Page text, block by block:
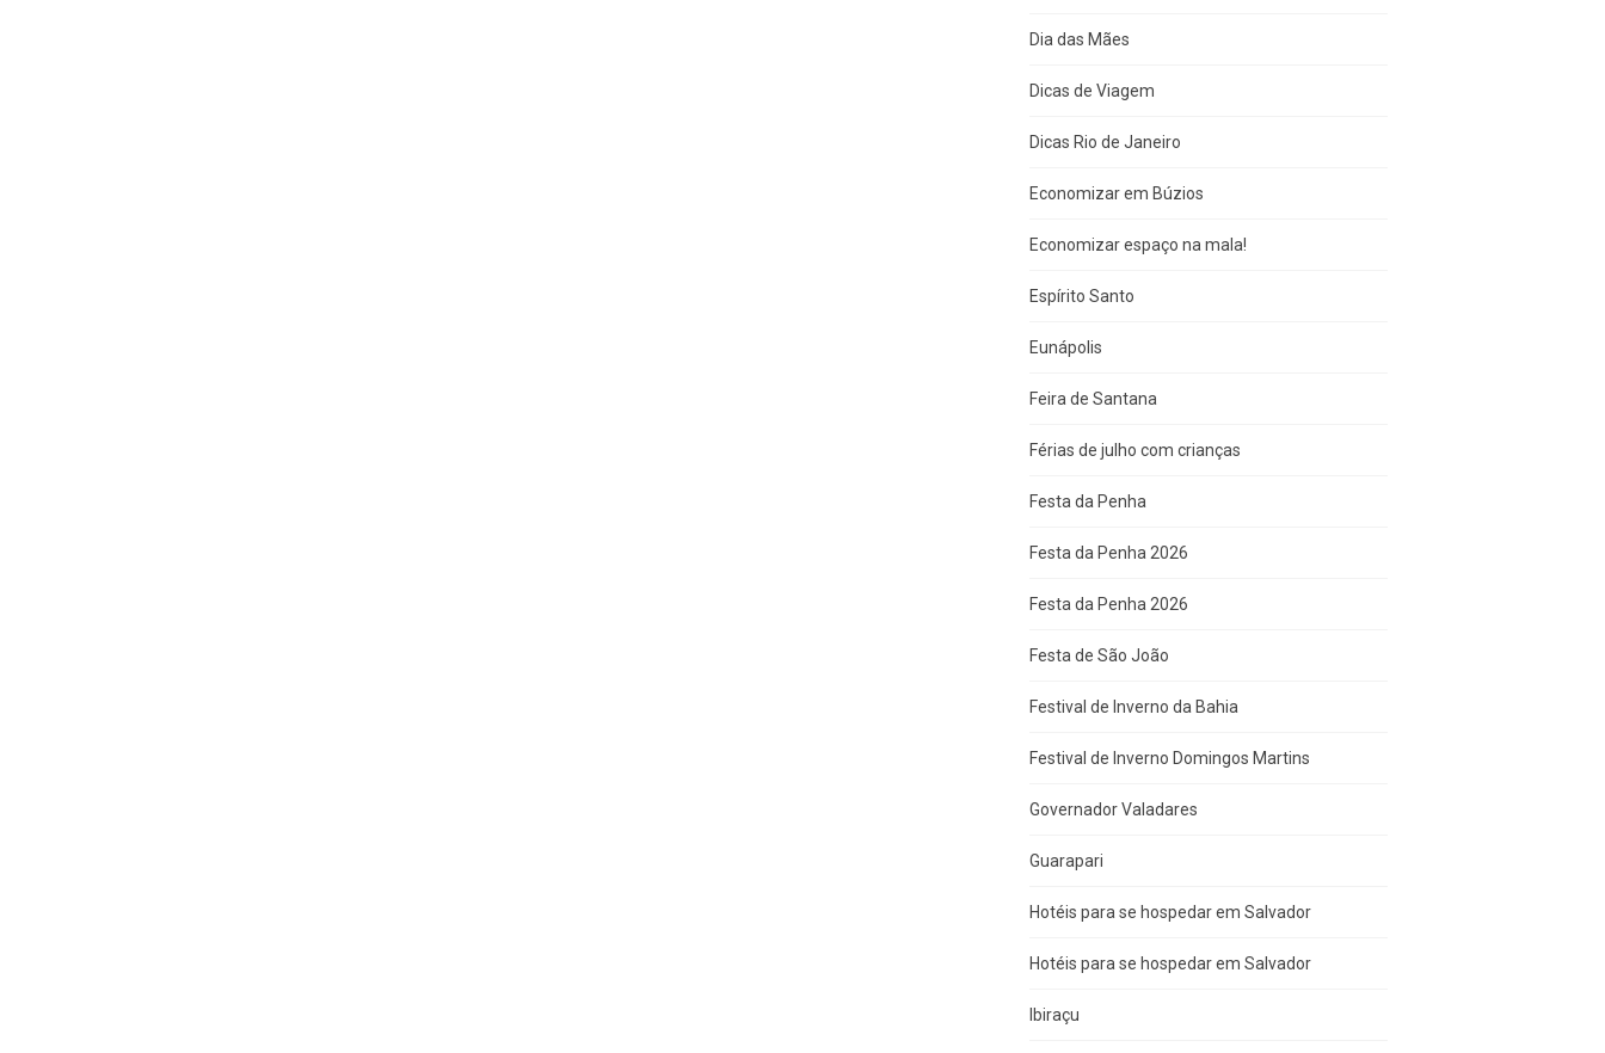
Dia das Mães
Dicas de Viagem
Dicas Rio de Janeiro
Economizar em Búzios
Economizar espaço na mala!
Espírito Santo
Eunápolis
Feira de Santana
Férias de julho com crianças
Festa da Penha
Festa da Penha 2026
Festa da Penha 2026
Festa de São João
Festival de Inverno da Bahia
Festival de Inverno Domingos Martins
Governador Valadares
Guarapari
Hotéis para se hospedar em Salvador
Hotéis para se hospedar em Salvador
Ibiraçu